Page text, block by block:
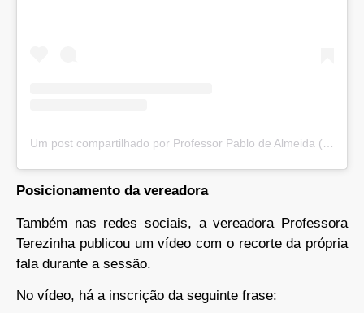
Posicionamento da vereadora
Também nas redes sociais, a vereadora Professora
Terezinha publicou um vídeo com o recorte da própria
fala durante a sessão.
No vídeo, há a inscrição da seguinte frase: